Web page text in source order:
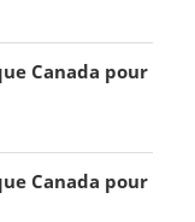
Canada pour
Canada pour